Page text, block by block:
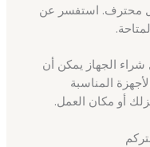
محترف. استفسر عن
الجهاز يمكن أن
المناسبة
أو مكان العمل.